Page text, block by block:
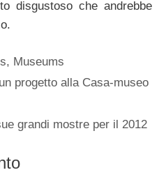
disgustoso che andrebbe
, Museums
progetto alla Casa-museo
grandi mostre per il 2012